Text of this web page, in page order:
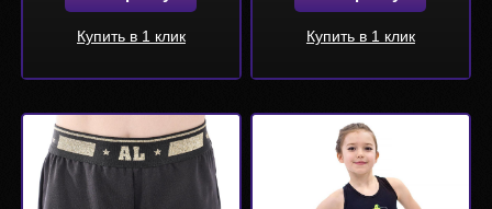
Купить в 1 клик Купить в 1 клик